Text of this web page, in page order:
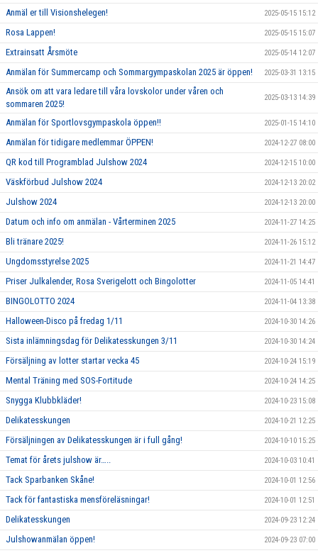
Anmäl er till Visionshelegen! 2025-05-15 15:12
Rosa Lappen! 2025-05-15 15:07
Extrainsatt Årsmöte 2025-05-14 12:07
Anmälan för Summercamp och Sommargympaskolan 2025 är öppen! 2025-03-31 13:15
Ansök om att vara ledare till våra lovskolor under våren och
sommaren 2025!
2025-03-13 14:39
Anmälan för Sportlovsgympaskola öppen!! 2025-01-15 14:10
Anmälan för tidigare medlemmar ÖPPEN! 2024-12-27 08:00
QR kod till Programblad Julshow 2024 2024-12-15 10:00
Väskförbud Julshow 2024 2024-12-13 20:02
Julshow 2024 2024-12-13 20:00
Datum och info om anmälan - Vårterminen 2025 2024-11-27 14:25
Bli tränare 2025! 2024-11-26 15:12
Ungdomsstyrelse 2025 2024-11-21 14:47
Priser Julkalender, Rosa Sverigelott och Bingolotter 2024-11-05 14:41
BINGOLOTTO 2024 2024-11-04 13:38
Halloween-Disco på fredag 1/11 2024-10-30 14:26
Sista inlämningsdag för Delikatesskungen 3/11 2024-10-30 14:24
Försäljning av lotter startar vecka 45 2024-10-24 15:19
Mental Träning med SOS-Fortitude 2024-10-24 14:25
Snygga Klubbkläder! 2024-10-23 15:08
Delikatesskungen 2024-10-21 12:25
Försäljningen av Delikatesskungen är i full gång! 2024-10-10 15:25
Temat för årets julshow är….. 2024-10-03 10:41
Tack Sparbanken Skåne! 2024-10-01 12:56
Tack för fantastiska mensföreläsningar! 2024-10-01 12:51
Delikatesskungen 2024-09-23 12:24
Julshowanmälan öppen! 2024-09-23 07:00